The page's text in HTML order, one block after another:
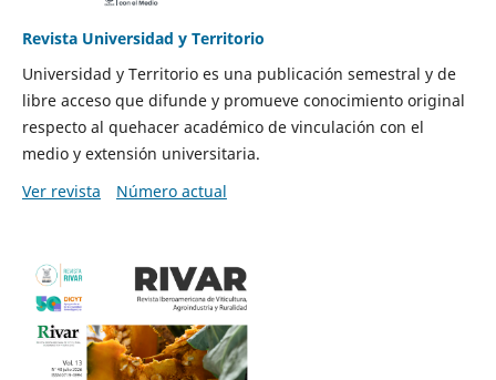
Revista Universidad y Territorio
Universidad y Territorio es una publicación semestral y de
libre acceso que difunde y promueve conocimiento original
respecto al quehacer académico de vinculación con el
medio y extensión universitaria.
Ver revista
Número actual